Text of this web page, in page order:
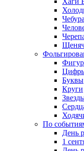
Буквы
Круги
По
День
1